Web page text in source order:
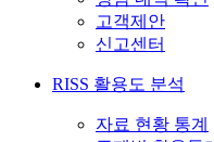
고객제안
신고센터
RISS 활용도 분석
자료 현황 통계